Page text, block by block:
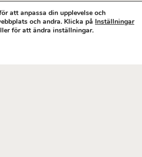
att anpassa din upplevelse och
och andra. Klicka på Inställningar
för att ändra inställningar.